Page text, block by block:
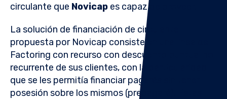
circulante que Novicap es capaz de proveer.
La solución de financiación de circulante
propuesta por Novicap consiste en una línea de
Factoring con recurso con descuento puntual no
recurrente de sus clientes, con la particularidad
que se les permitía financiar pagarés sin tener
posesión sobre los mismos (prepagaré). Estas